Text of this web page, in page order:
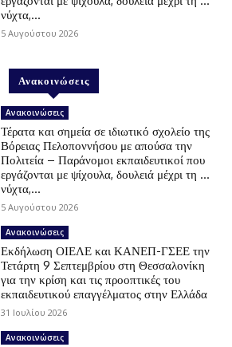
νύχτα,...
5 Αυγούστου 2026
Ανακοινώσεις
Ανακοινώσεις
Τέρατα και σημεία σε ιδιωτικό σχολείο της
Βόρειας Πελοποννήσου με απούσα την
Πολιτεία – Παράνομοι εκπαιδευτικοί που
εργάζονται με ψίχουλα, δουλειά μέχρι τη …
νύχτα,...
5 Αυγούστου 2026
Ανακοινώσεις
Εκδήλωση ΟΙΕΛΕ και ΚΑΝΕΠ-ΓΣΕΕ την
Τετάρτη 9 Σεπτεμβρίου στη Θεσσαλονίκη
για την κρίση και τις προοπτικές του
εκπαιδευτικού επαγγέλματος στην Ελλάδα
31 Ιουλίου 2026
Ανακοινώσεις